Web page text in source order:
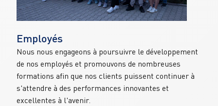
Employés
Nous nous engageons à poursuivre le développement
de nos employés et promouvons de nombreuses
formations afin que nos clients puissent continuer à
s'attendre à des performances innovantes et
excellentes à l'avenir.